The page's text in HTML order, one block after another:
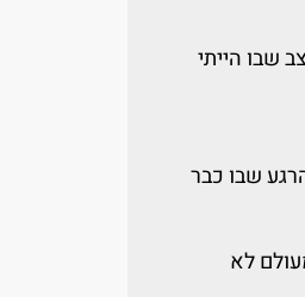
שבו הייתי
שבו כבר
לא